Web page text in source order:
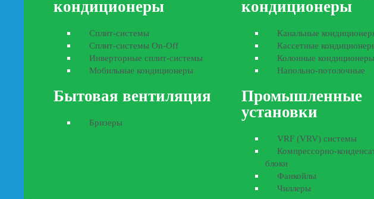
кондиционеры
Сплит-системы
Сплит-системы On-Off
Инверторные сплит-системы
Мобильные кондиционеры
Бытовая вентиляция
Бризеры
кондиционеры
Канальные
Кассетные
Колонные кондиционеры
Напольно-потолочные
Промышленные
установки
VRF (VRV) системы
Компрессорно-
блоки
Фанкойлы
Чиллеры